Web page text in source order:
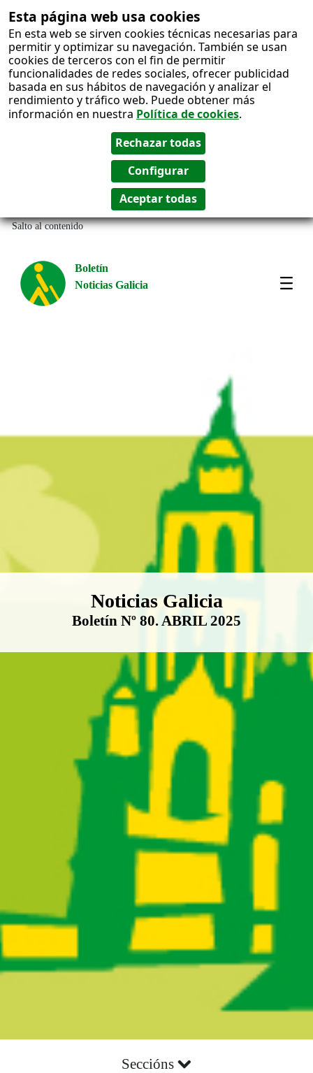
Esta página web usa cookies
En esta web se sirven cookies técnicas necesarias para
permitir y optimizar su navegación. También se usan
cookies de terceros con el fin de permitir
funcionalidades de redes sociales, ofrecer publicidad
basada en sus hábitos de navegación y analizar el
rendimiento y tráfico web. Puede obtener más
información en nuestra Política de cookies.
Salto al contenido
Boletín
Noticias Galicia
Boletín Noticias Galicia
Noticias Galicia
Boletín Nº 80. ABRIL 2025
Seccións